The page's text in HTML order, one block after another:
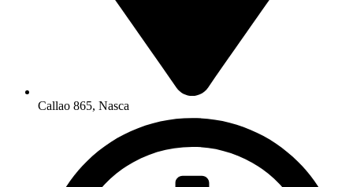
Callao 865, Nasca